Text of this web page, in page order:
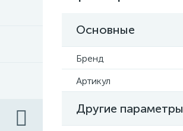
Основные
Бренд
Артикул
Другие параметры